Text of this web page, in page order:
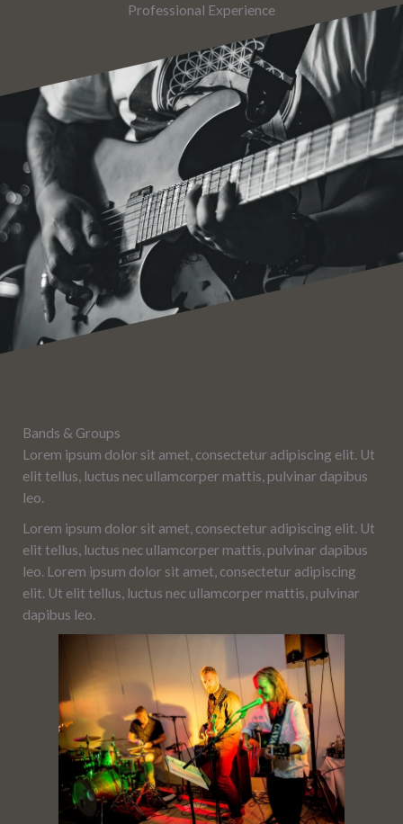
Professional Experience
Bands & Groups
Lorem ipsum dolor sit amet, consectetur adipiscing elit. Ut
elit tellus, luctus nec ullamcorper mattis, pulvinar dapibus
leo.
Lorem ipsum dolor sit amet, consectetur adipiscing elit. Ut
elit tellus, luctus nec ullamcorper mattis, pulvinar dapibus
leo. Lorem ipsum dolor sit amet, consectetur adipiscing
elit. Ut elit tellus, luctus nec ullamcorper mattis, pulvinar
dapibus leo.